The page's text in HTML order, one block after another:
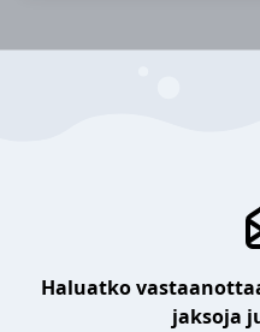
Haluatko
jaksoja